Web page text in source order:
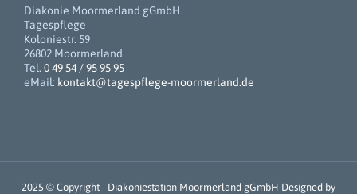
Diakonie Moormerland gGmbH
Tagespflege
Koloniestr. 59
26802 Moormerland
Tel. 0 49 54 / 95 95 95
eMail: kontakt@tagespflege-moormerland.de
2025 © Copyright - Diakoniestation Moormerland gGmbH Designed by